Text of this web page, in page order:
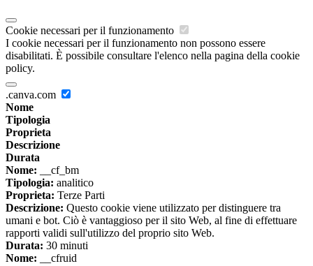
Cookie necessari per il funzionamento
I cookie necessari per il funzionamento non possono essere
disabilitati. È possibile consultare l'elenco nella pagina della cookie
policy.
.canva.com
Nome
Tipologia
Proprieta
Descrizione
Durata
Nome: __cf_bm
Tipologia: analitico
Proprieta: Terze Parti
Descrizione: Questo cookie viene utilizzato per distinguere tra
umani e bot. Ciò è vantaggioso per il sito Web, al fine di effettuare
rapporti validi sull'utilizzo del proprio sito Web.
Durata: 30 minuti
Nome: __cfruid